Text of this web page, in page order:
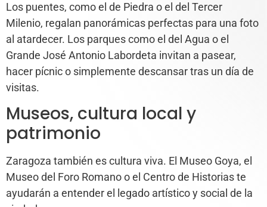
Los puentes, como el de Piedra o el del Tercer
Milenio, regalan panorámicas perfectas para una foto
al atardecer. Los parques como el del Agua o el
Grande José Antonio Labordeta invitan a pasear,
hacer pícnic o simplemente descansar tras un día de
visitas.
Museos, cultura local y
patrimonio
Zaragoza también es cultura viva. El Museo Goya, el
Museo del Foro Romano o el Centro de Historias te
ayudarán a entender el legado artístico y social de la